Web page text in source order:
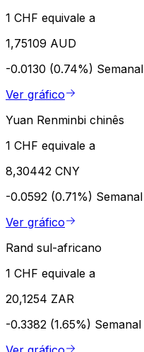
1 CHF equivale a
1,75109 AUD
-0.0130 (0.74%) Semanal
Ver gráfico
Yuan Renminbi chinês
1 CHF equivale a
8,30442 CNY
-0.0592 (0.71%) Semanal
Ver gráfico
Rand sul-africano
1 CHF equivale a
20,1254 ZAR
-0.3382 (1.65%) Semanal